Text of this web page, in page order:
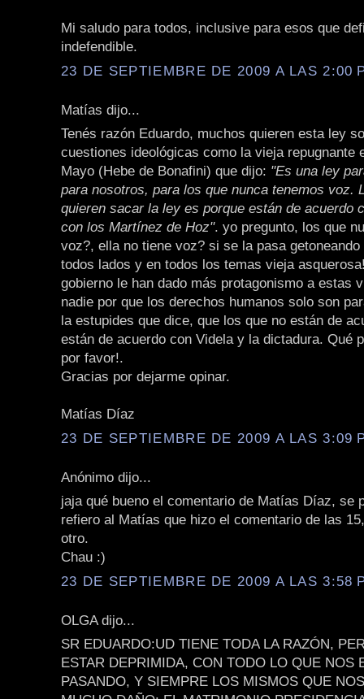
Mi saludo para todos, inclusive para esos que
indefendible.
23 DE SEPTIEMBRE DE 2009 A LAS 2:00
Matías dijo...
Tenés razón Eduardo, muchos quieren esta ley
cuestiones ideológicas como la vieja repugnante
Mayo (Hebe de Bonafini) que dijo: "Es una ley
para nosotros, para los que nunca tenemos voz.
quieren sacar la ley es porque están de acuerdo
con los Martínez de Hoz". yo pregunto, los que
voz?, ella no tiene voz? si se la pasa
todos lados y en todos los temas vieja
gobierno le han dado más protagonismo a estas
nadie por que los derechos humanos solo son
la estupides que dice, que los que no están de
están de acuerdo con Videla y la dictadura. Qué
por favor!.
Gracias por dejarme opinar.
Matías Díaz
23 DE SEPTIEMBRE DE 2009 A LAS 3:09
Anónimo dijo...
jaja qué bueno el comentario de Matías Díaz, se
refiero al Matías que hizo el comentario de las
otro.
Chau :)
23 DE SEPTIEMBRE DE 2009 A LAS 3:58
OLGA dijo...
SR EDUARDO:UD TIENE TODA LA RAZÓN,
ESTAR DEPRIMIDA, CON TODO LO QUE NOS
PASANDO, Y SIEMPRE LOS MISMOS QUE